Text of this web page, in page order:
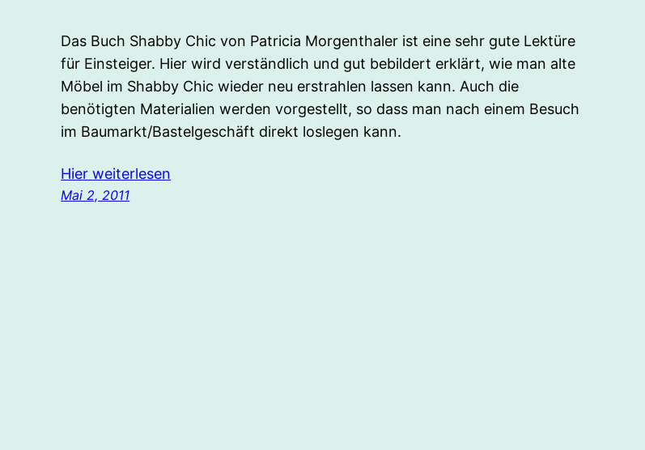
Das Buch Shabby Chic von Patricia Morgenthaler ist eine sehr gute Lektüre
für Einsteiger. Hier wird verständlich und gut bebildert erklärt, wie man alte
Möbel im Shabby Chic wieder neu erstrahlen lassen kann. Auch die
benötigten Materialien werden vorgestellt, so dass man nach einem Besuch
im Baumarkt/Bastelgeschäft direkt loslegen kann.
Hier weiterlesen
Mai 2, 2011